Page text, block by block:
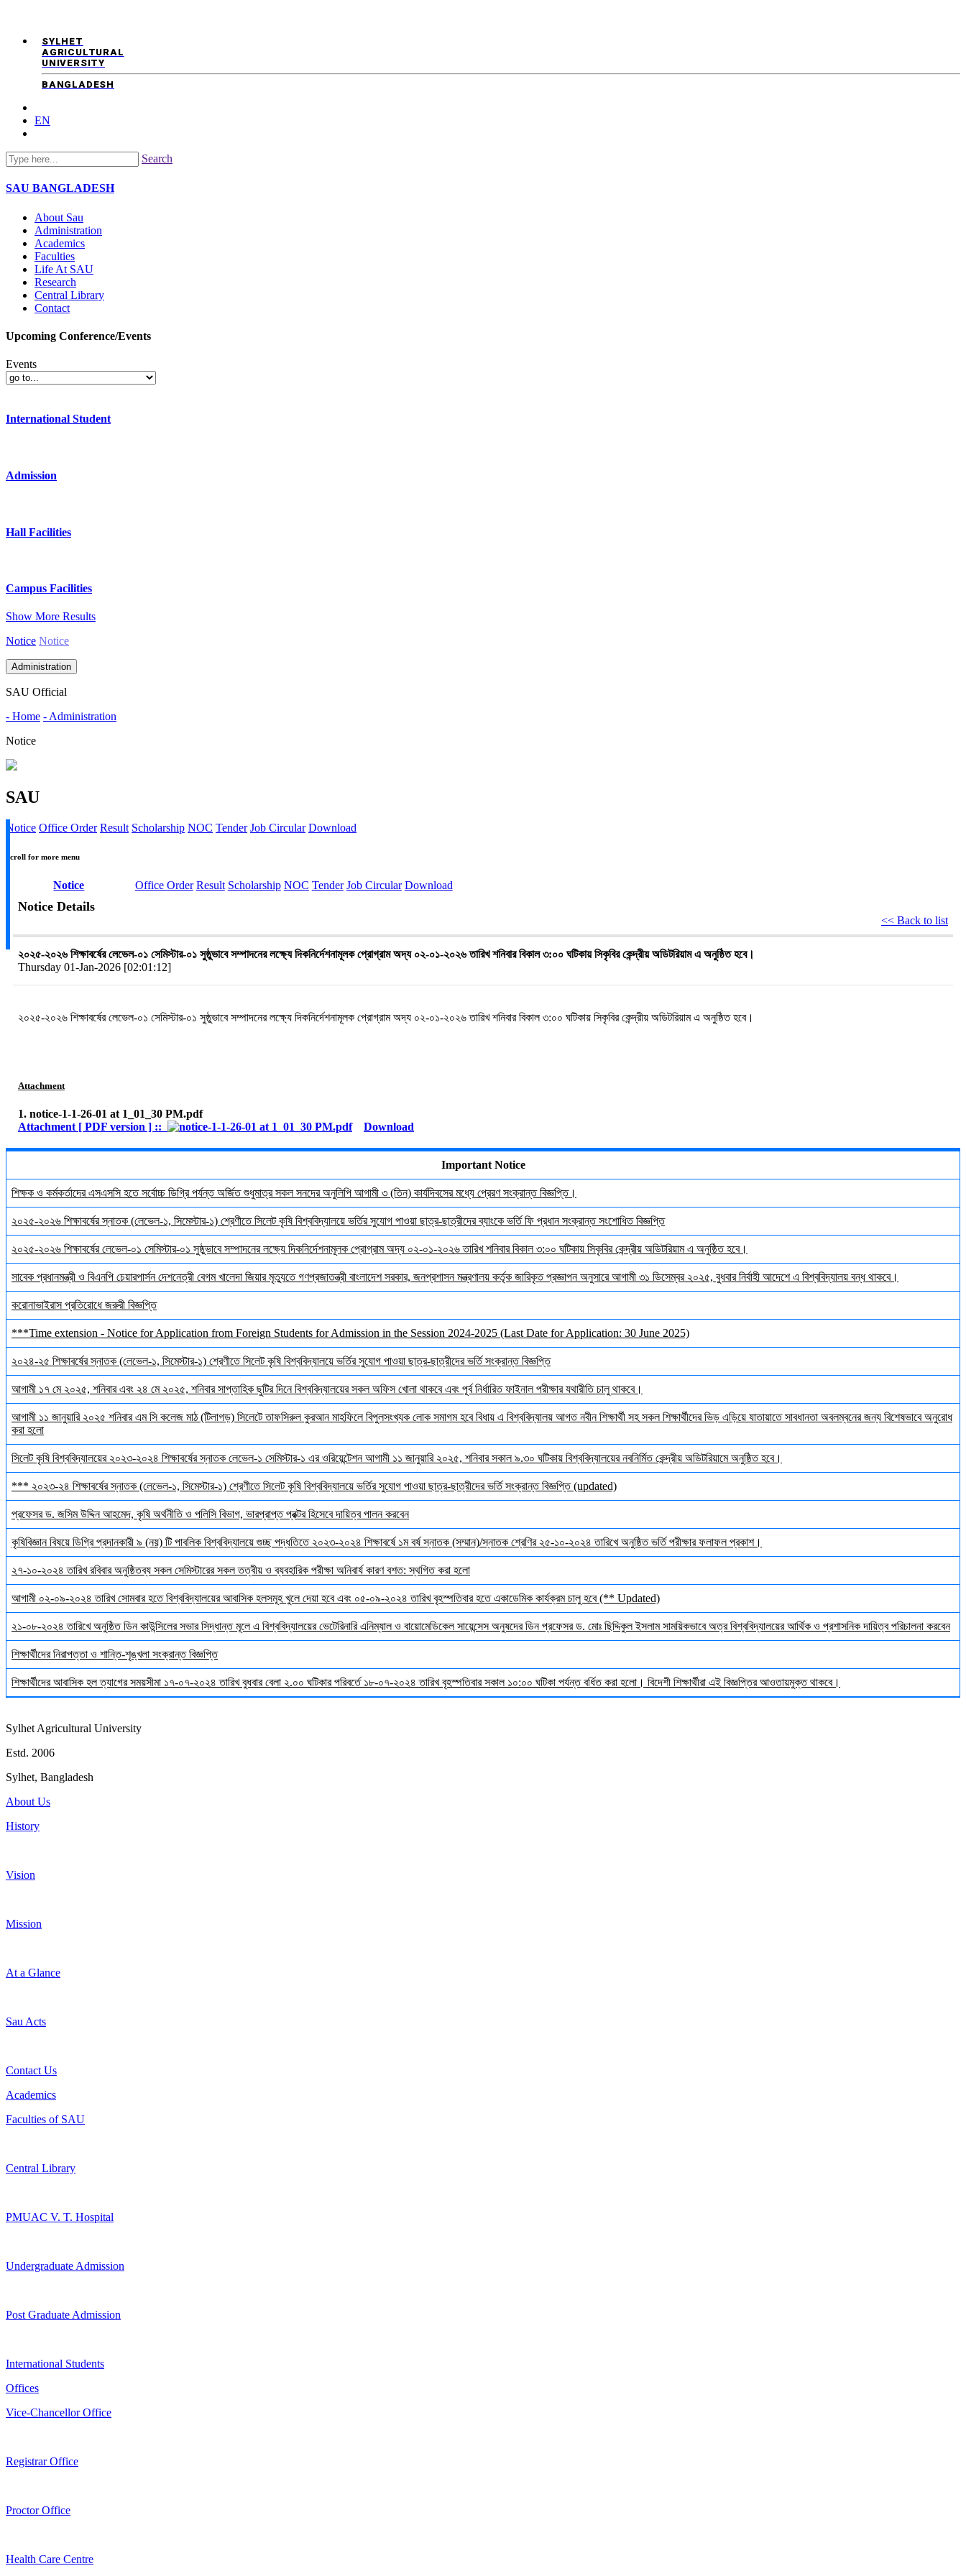
SYLHET
AGRICULTURAL
UNIVERSITY
BANGLADESH
EN
Search
SAU BANGLADESH
About Sau
Administration
Academics
Faculties
Life At SAU
Research
Central Library
Contact
Upcoming Conference/Events
Events
International Student
Admission
Hall Facilities
Campus Facilities
Show More Results
Notice Notice
Administration
SAU Official
- Home - Administration
Notice
SAU
Notice Office Order Result Scholarship NOC Tender Job Circular Download
Scroll for more menu
Notice Office Order Result Scholarship NOC Tender Job Circular Download
Notice Details
<< Back to list
২০২৫-২০২৬ শিক্ষাবর্ষের লেভেল-০১ সেমিস্টার-০১ সুষ্ঠুভাবে সম্পাদনের লক্ষ্যে দিকনির্দেশনামূলক প্রোগ্রাম অদ্য ০২-০১-২০২৬ তারিখ শনিবার বিকাল ৩:০০ ঘটিকায় সিকৃবির কেন্দ্রীয় অডিটরিয়াম এ অনুষ্ঠিত হবে।
Thursday 01-Jan-2026 [02:01:12]
২০২৫-২০২৬ শিক্ষাবর্ষের লেভেল-০১ সেমিস্টার-০১ সুষ্ঠুভাবে সম্পাদনের লক্ষ্যে দিকনির্দেশনামূলক প্রোগ্রাম অদ্য ০২-০১-২০২৬ তারিখ শনিবার বিকাল ৩:০০ ঘটিকায় সিকৃবির কেন্দ্রীয় অডিটরিয়াম এ অনুষ্ঠিত হবে।
Attachment
1. notice-1-1-26-01 at 1_01_30 PM.pdf
Attachment [ PDF version ] ::
Download
Important Notice
শিক্ষক ও কর্মকর্তাদের এসএসসি হতে সর্বোচ্চ ডিগ্রি পর্যন্ত অর্জিত শুধুমাত্র সকল সনদের অনুলিপি আগামী ৩ (তিন) কার্যদিবসের মধ্যে প্রেরণ সংক্রান্ত বিজ্ঞপ্তি।
২০২৫-২০২৬ শিক্ষাবর্ষের স্নাতক (লেভেল-১, সিমেস্টার-১) শ্রেণীতে সিলেট কৃষি বিশ্ববিদ্যালয়ে ভর্তির সুযোগ পাওয়া ছাত্র-ছাত্রীদের ব্যাংকে ভর্তি ফি প্রধান সংক্রান্ত সংশোধিত বিজ্ঞপ্তি
২০২৫-২০২৬ শিক্ষাবর্ষের লেভেল-০১ সেমিস্টার-০১ সুষ্ঠুভাবে সম্পাদনের লক্ষ্যে দিকনির্দেশনামূলক প্রোগ্রাম অদ্য ০২-০১-২০২৬ তারিখ শনিবার বিকাল ৩:০০ ঘটিকায় সিকৃবির কেন্দ্রীয় অডিটরিয়াম এ অনুষ্ঠিত হবে।
সাবেক প্রধানমন্ত্রী ও বিএনপি চেয়ারপার্সন দেশনেত্রী বেগম খালেদা জিয়ার মৃত্যুতে গণপ্রজাতন্ত্রী বাংলাদেশ সরকার, জনপ্রশাসন মন্ত্রণালয় কর্তৃক জারিকৃত প্রজ্ঞাপন অনুসারে আগামী ৩১ ডিসেম্বর ২০২৫, বুধবার নির্বাহী আদেশে এ বিশ্ববিদ্যালয় বন্ধ থাকবে।
করোনাভাইরাস প্রতিরোধে জরুরী বিজ্ঞপ্তি
***Time extension - Notice for Application from Foreign Students for Admission in the Session 2024-2025 (Last Date for Application: 30 June 2025)
২০২৪-২৫ শিক্ষাবর্ষের স্নাতক (লেভেল-১, সিমেস্টার-১) শ্রেণীতে সিলেট কৃষি বিশ্ববিদ্যালয়ে ভর্তির সুযোগ পাওয়া ছাত্র-ছাত্রীদের ভর্তি সংক্রান্ত বিজ্ঞপ্তি
আগামী ১৭ মে ২০২৫, শনিবার এবং ২৪ মে ২০২৫, শনিবার সাপ্তাহিক ছুটির দিনে বিশ্ববিদ্যালয়ের সকল অফিস খোলা থাকবে এবং পূর্ব নির্ধারিত ফাইনাল পরীক্ষার যথারীতি চালু থাকবে।
আগামী ১১ জানুয়ারি ২০২৫ শনিবার এম সি কলেজ মাঠ (টিলাগড়) সিলেটে তাফসিরুল কুরআন মাহফিলে বিপুলসংখ্যক লোক সমাগম হবে বিধায় এ বিশ্ববিদ্যালয় আগত নবীন শিক্ষার্থী সহ সকল শিক্ষার্থীদের ভিড় এড়িয়ে যাতায়াতে সাবধানতা অবলম্বনের জন্য বিশেষভাবে অনুরোধ
করা হলো
সিলেট কৃষি বিশ্ববিদ্যালয়ের ২০২৩-২০২৪ শিক্ষাবর্ষের স্নাতক লেভেল-১ সেমিস্টার-১ এর ওরিয়েন্টেশন আগামী ১১ জানুয়ারি ২০২৫, শনিবার সকাল ৯.৩০ ঘটিকায় বিশ্ববিদ্যালয়ের নবনির্মিত কেন্দ্রীয় অডিটরিয়ামে অনুষ্ঠিত হবে।
*** ২০২৩-২৪ শিক্ষাবর্ষের স্নাতক (লেভেল-১, সিমেস্টার-১) শ্রেণীতে সিলেট কৃষি বিশ্ববিদ্যালয়ে ভর্তির সুযোগ পাওয়া ছাত্র-ছাত্রীদের ভর্তি সংক্রান্ত বিজ্ঞপ্তি (updated)
প্রফেসর ড. জসিম উদ্দিন আহমেদ, কৃষি অর্থনীতি ও পলিসি বিভাগ, ভারপ্রাপ্ত প্রক্টর হিসেবে দায়িত্ব পালন করবেন
কৃষিবিজ্ঞান বিষয়ে ডিগ্রি প্রদানকারী ৯ (নয়) টি পাবলিক বিশ্ববিদ্যালয়ে গুচ্ছ পদ্ধতিতে ২০২৩-২০২৪ শিক্ষাবর্ষে ১ম বর্ষ স্নাতক (সম্মান)/স্নাতক শ্রেণির ২৫-১০-২০২৪ তারিখে অনুষ্ঠিত ভর্তি পরীক্ষার ফলাফল প্রকাশ।
২৭-১০-২০২৪ তারিখ রবিবার অনুষ্ঠিতব্য সকল সেমিস্টারের সকল তত্বীয় ও ব্যবহারিক পরীক্ষা অনিবার্য কারণ বশত: স্থগিত করা হলো
আগামী ০২-০৯-২০২৪ তারিখ সোমবার হতে বিশ্ববিদ্যালয়ের আবাসিক হলসমূহ খুলে দেয়া হবে এবং ০৫-০৯-২০২৪ তারিখ বৃহস্পতিবার হতে একাডেমিক কার্যক্রম চালু হবে (** Updated)
২১-০৮-২০২৪ তারিখে অনুষ্ঠিত ডিন কাউন্সিলের সভার সিদ্ধান্ত মূলে এ বিশ্ববিদ্যালয়ের ভেটেরিনারি এনিম্যাল ও বায়োমেডিকেল সায়েন্সেস অনুষদের ডিন প্রফেসর ড. মোঃ ছিদ্দিকুল ইসলাম সাময়িকভাবে অত্র বিশ্ববিদ্যালয়ের আর্থিক ও প্রশাসনিক দায়িত্ব পরিচালনা করবেন
শিক্ষার্থীদের নিরাপত্তা ও শান্তি-শৃঙ্খলা সংক্রান্ত বিজ্ঞপ্তি
শিক্ষার্থীদের আবাসিক হল ত্যাগের সময়সীমা ১৭-০৭-২০২৪ তারিখ বুধবার বেলা ২.০০ ঘটিকার পরিবর্তে ১৮-০৭-২০২৪ তারিখ বৃহস্পতিবার সকাল ১০:০০ ঘটিকা পর্যন্ত বর্ধিত করা হলো। বিদেশী শিক্ষার্থীরা এই বিজ্ঞপ্তির আওতায়মুক্ত থাকবে।
Sylhet Agricultural University
Estd. 2006
Sylhet, Bangladesh
About Us
History
Vision
Mission
At a Glance
Sau Acts
Contact Us
Academics
Faculties of SAU
Central Library
PMUAC V. T. Hospital
Undergraduate Admission
Post Graduate Admission
International Students
Offices
Vice-Chancellor Office
Registrar Office
Proctor Office
Health Care Centre